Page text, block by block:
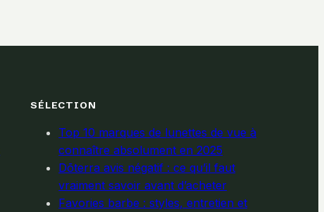
SÉLECTION
Top 10 marques de lunettes de vue à
connaître absolument en 2025
Dōterra avis négatif : ce qu’il faut
vraiment savoir avant d’acheter
Favories barbe : styles, entretien et